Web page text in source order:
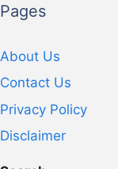
Pages
About Us
Contact Us
Privacy Policy
Disclaimer